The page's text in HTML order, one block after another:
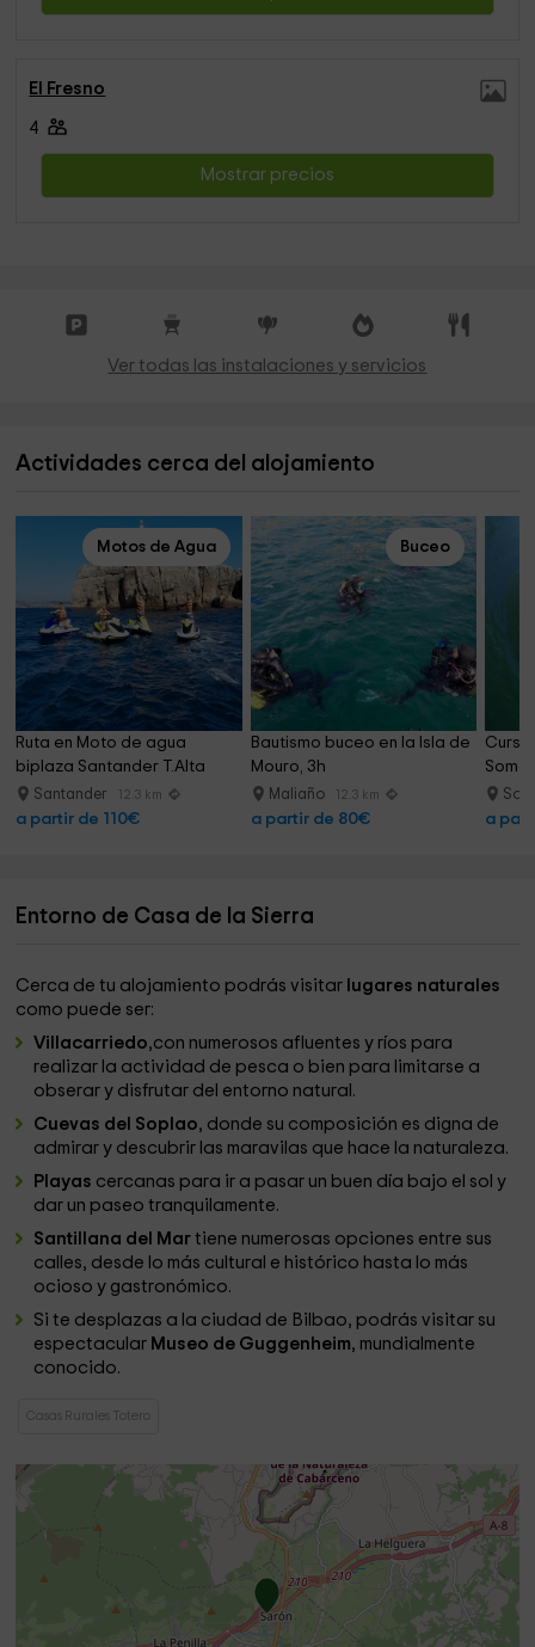
El Fresno
4
Mostrar precios
Ver todas las instalaciones y servicios
Actividades cerca del alojamiento
Motos de Agua
Ruta en Moto de agua
biplaza Santander T.Alta
Santander 12.3 km
a partir de 110€
Buceo
Bautismo buceo en la Isla de
Mouro, 3h
Maliaño 12.3 km
a partir de 80€
Somo
a
Entorno de Casa de la Sierra
Cerca de tu alojamiento podrás visitar lugares naturales
como puede ser:
Villacarriedo,con numerosos afluentes y ríos para
realizar la actividad de pesca o bien para limitarse a
obserar y disfrutar del entorno natural.
Cuevas del Soplao, donde su composición es digna de
admirar y descubrir las maravilas que hace la naturaleza.
Playas cercanas para ir a pasar un buen día bajo el sol y
dar un paseo tranquilamente.
Santillana del Mar tiene numerosas opciones entre sus
calles, desde lo más cultural e histórico hasta lo más
ocioso y gastronómico.
Si te desplazas a la ciudad de Bilbao, podrás visitar su
espectacular Museo de Guggenheim, mundialmente
conocido.
Casas Rurales Totero